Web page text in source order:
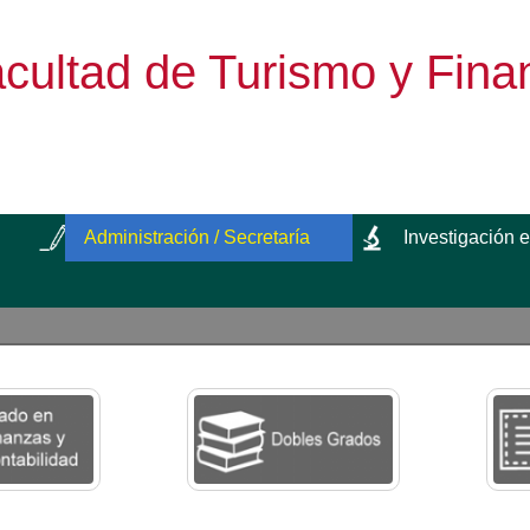
de Turismo y
Administración / Secretaría Investigación